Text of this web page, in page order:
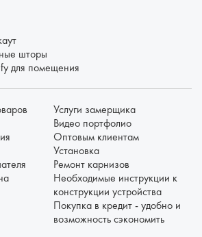
шторы
для помещения
Услуги замерщика
Видео портфолио
Оптовым клиентам
Установка
Ремонт карнизов
Необходимые инструкции к
конструкции устройства
Покупка в кредит - удобно и
возможность сэкономить